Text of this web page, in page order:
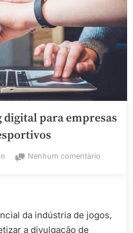
para empresas
Nenhum comentárioem
para
da indústria de jogos,
a divulgação de